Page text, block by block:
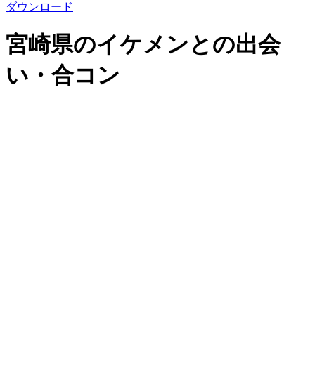
ダウンロード
宮崎県のイケメンとの出会
い・合コン